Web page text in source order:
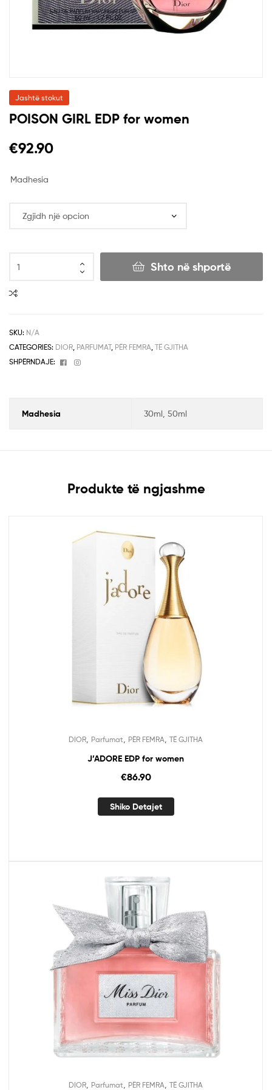
Jashtë stokut
POISON GIRL EDP for women
€92.90
Madhesia
Shto në shportë
SKU: N/A
CATEGORIES: DIOR PARFUMAT, PËR FEMRA TË GJITHA
SHPËRNDAJE:
Facebook
Instagram
Madhesia 30ml, 50ml
Produkte të ngjashme
DIOR Parfumat PËR FEMRA TË GJITHA
J’ADORE EDP for women
€86.90
Shiko Detajet
DIOR Parfumat PËR FEMRA TË GJITHA